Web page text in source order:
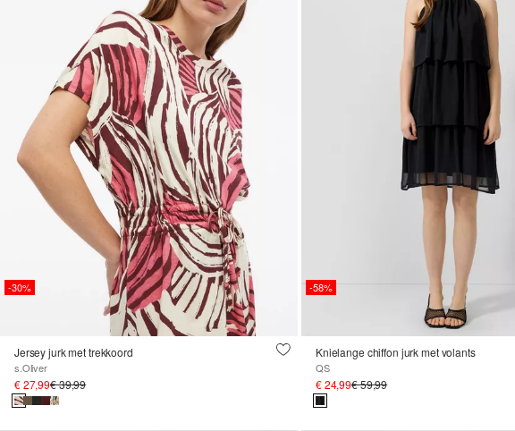
-30%
Jersey jurk met trekkoord
s.Oliver
€ 27,99€ 39,99
-58%
Knielange chiffon jurk met volants
QS
€ 24,99€ 59,99